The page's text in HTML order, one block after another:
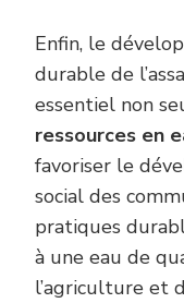
Enfin, le
durable de
essentiel non
ressources en
favoriser le
social des
pratiques
à une eau de
l’agriculture et